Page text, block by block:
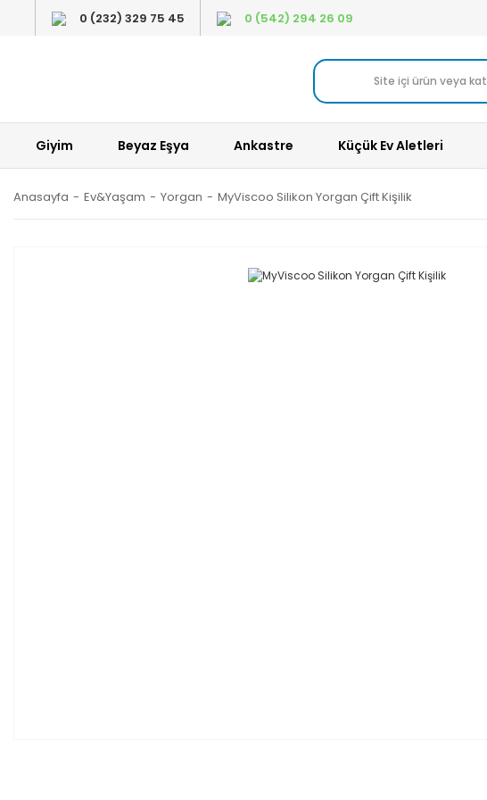
0 (232) 329 75 45 0 (542) 294 26 09
Giyim Beyaz Eşya Ankastre Küçük Ev Aletleri
Anasayfa Ev&Yaşam Yorgan MyViscoo Silikon Yorgan Çift Kişilik